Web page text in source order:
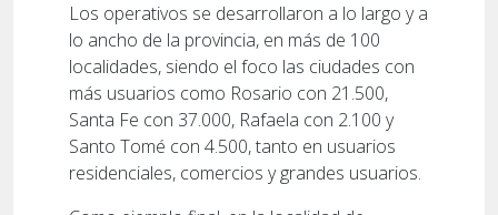
Los operativos se desarrollaron a lo largo y a
lo ancho de la provincia, en más de 100
localidades, siendo el foco las ciudades con
más usuarios como Rosario con 21.500,
Santa Fe con 37.000, Rafaela con 2.100 y
Santo Tomé con 4.500, tanto en usuarios
residenciales, comercios y grandes usuarios.